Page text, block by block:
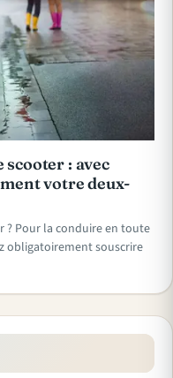
scooter : avec
votre deux-
? Pour la conduire en toute
obligatoirement souscrire